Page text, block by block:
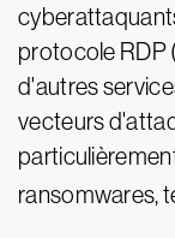
protocole RDP
d'autres
vecteurs
ransomwares,